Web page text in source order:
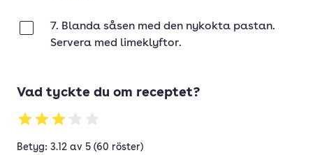
7. Blanda såsen med den nykokta pastan.
Servera med limeklyftor.
Vad tyckte du om receptet?
Betyg: 3.12 av 5 (60 röster)